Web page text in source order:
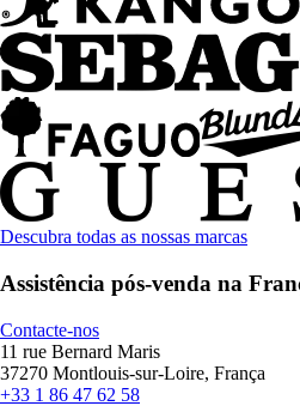
Descubra todas as nossas marcas
Assistência pós-venda na
Contacte-nos
11 rue Bernard Maris
37270 Montlouis-sur-Loire, França
+33 1 86 47 62 58